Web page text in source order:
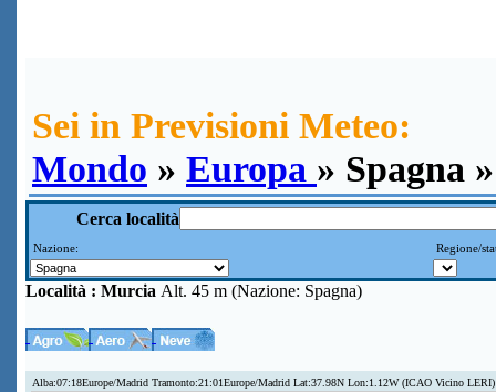
Sei in Previsioni Meteo:
Mondo » Europa » Spagna
Cerca località
Nazione: Regione/
Località : Murcia Alt. 45 m (Nazione: Spagna)
Alba:07:18Europe/Madrid Tramonto:21:01Europe/Madrid Lat:37.98N Lon:1.12W (ICAO Vicino LERI)